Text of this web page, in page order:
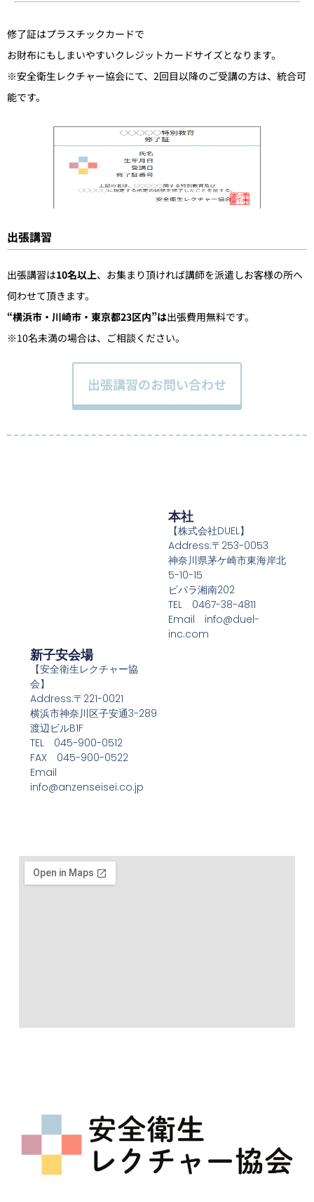
修了証はプラスチックカードで
お財布にもしまいやすいクレジットカードサイズとなります。
※安全衛生レクチャー協会にて、2回目以降のご受講の方は、 統合可
能です。
出張講習
出張講習は10名以上、お集まり頂ければ講師を派遣しお客様の所へ
伺わせて頂きます。
“横浜市・川崎市・東京都23区内”は出張費用無料です。
※10名未満の場合は、ご相談ください。
出張講習のお問い合わせ
本社
【株式会社DUEL】
Address:〒253-0053
神奈川県茅ケ崎市東海岸北
5-10-15
ピパラ湘南202
TEL 0467-38-4811
Email info@duel-
inc.com
新子安会場
【安全衛生レクチャー協
会】
Address:〒221-0021
横浜市神奈川区子安通3-289
渡辺ビルB1F
TEL 045-900-0512
FAX 045-900-0522
Email
info@anzenseisei.co.jp